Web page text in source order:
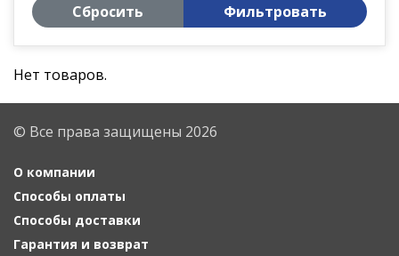
Сбросить Фильтровать
Нет товаров.
© Все права защищены 2026
О компании
Способы оплаты
Способы доставки
Гарантия и возврат